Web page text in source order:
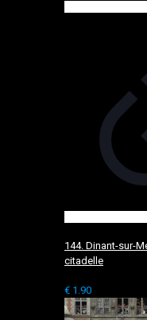
144. Dinant-sur-
citadelle
€ 1.90